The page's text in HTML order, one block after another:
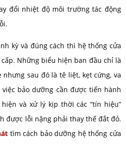
đổi nhiệt độ môi trường tác động
kỳ và đúng cách thì hệ thống cửa
Những biểu hiện ban đầu chỉ là
sau đó là tê liệt, kẹt cứng, va
bảo dưỡng cần được tiến hành
và xử lý kịp thời các “tín hiệu”
được lỗi nặng phải thay thế đắt đỏ.
tìm cách bảo dưỡng hệ thống cửa